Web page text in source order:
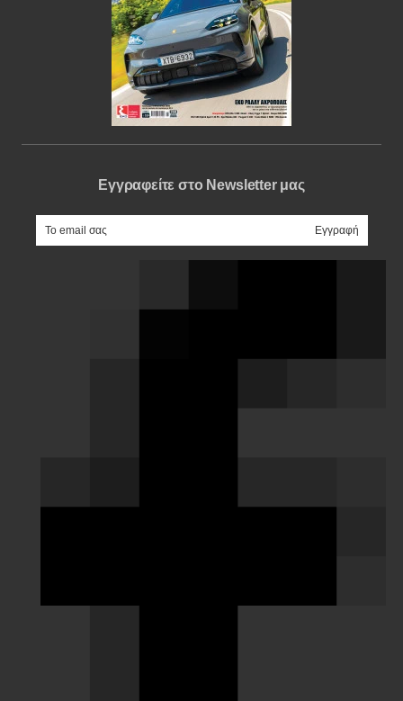
Εγγραφείτε στο Newsletter μας
e-mail